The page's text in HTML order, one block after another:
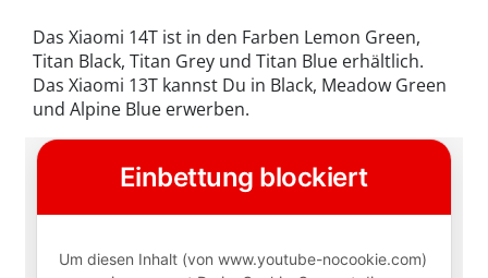
Das Xiaomi 14T ist in den Farben Lemon Green,
Titan Black, Titan Grey und Titan Blue erhältlich.
Das Xiaomi 13T kannst Du in Black, Meadow Green
und Alpine Blue erwerben.